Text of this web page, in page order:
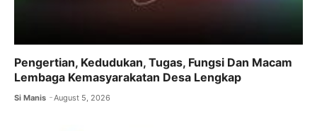
Pengertian, Kedudukan, Tugas, Fungsi Dan Macam
Lembaga Kemasyarakatan Desa Lengkap
Si Manis August 5, 2026